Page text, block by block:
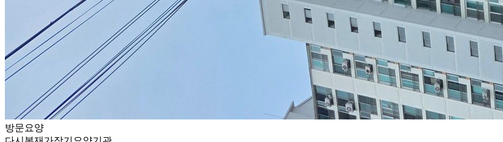
방문요양